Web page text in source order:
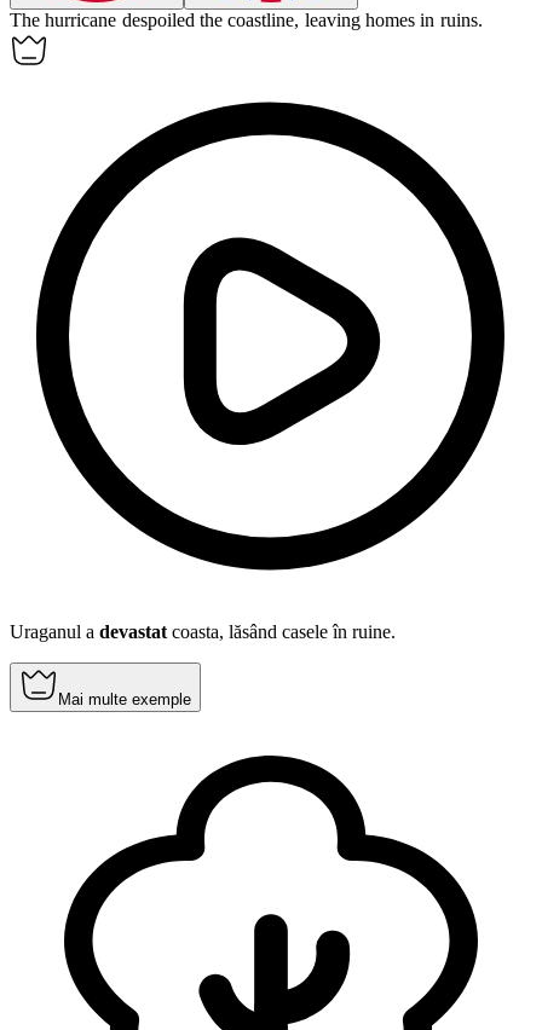
The hurricane despoiled the coastline, leaving homes in ruins.
Uraganul a devastat coasta, lăsând casele în ruine.
Mai multe exemple